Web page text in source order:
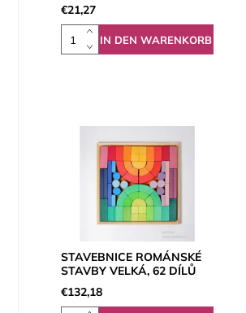
€21,27
STAVEBNICE ROMÁNSKÉ
STAVBY VELKÁ, 62 DÍLŮ
€132,18